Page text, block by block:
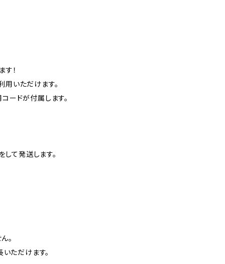
す！
用いただけます。
ードが付属します。
て発送します。
。
ただけます。